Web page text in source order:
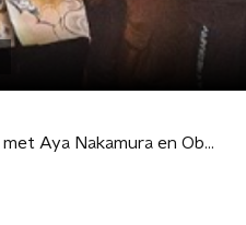
Dopebwoy's collab met Aya Nakamura en Oboy is hier: 'Je m’en tape'